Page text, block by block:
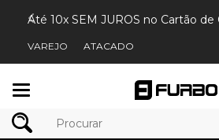
Até 10x SEM JUROS no Cartão de
VAREJO ATACADO